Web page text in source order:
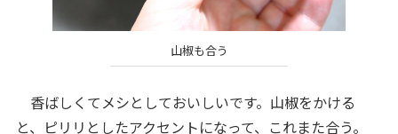
山椒も合う
香ばしくてメシとしておいしいです。山椒をかける
と、ピリリとしたアクセントになって、これまた合う。